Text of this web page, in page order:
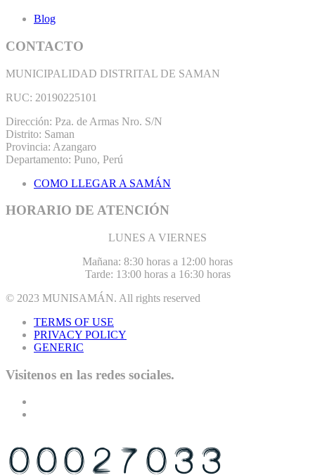
Blog
CONTACTO
MUNICIPALIDAD DISTRITAL DE SAMAN
RUC: 20190225101
Dirección: Pza. de Armas Nro. S/N
Distrito: Saman
Provincia: Azangaro
Departamento: Puno, Perú
COMO LLEGAR A SAMÁN
HORARIO DE ATENCIÓN
LUNES A VIERNES
Mañana: 8:30 horas a 12:00 horas
Tarde: 13:00 horas a 16:30 horas
© 2023 MUNISAMÁN. All rights reserved
TERMS OF USE
PRIVACY POLICY
GENERIC
Visitenos en las redes sociales.